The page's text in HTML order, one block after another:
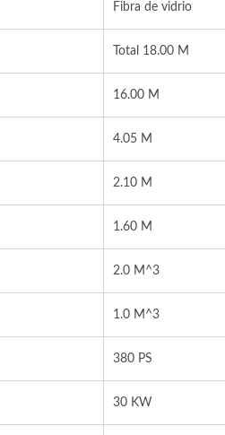
Fibra de vidrio
Total 18.00 M
16.00 M
4.05 M
2.10 M
1.60 M
2.0 M^3
1.0 M^3
380 PS
30 KW